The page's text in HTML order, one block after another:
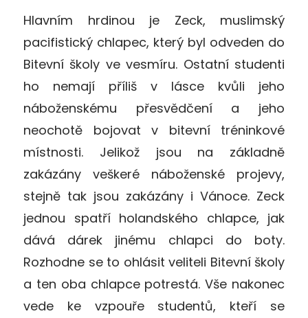
Hlavním hrdinou je Zeck, muslimský
pacifistický chlapec, který byl odveden do
Bitevní školy ve vesmíru. Ostatní studenti
ho nemají příliš v lásce kvůli jeho
náboženskému přesvědčení a jeho
neochotě bojovat v bitevní tréninkové
místnosti. Jelikož jsou na základně
zakázány veškeré náboženské projevy,
stejně tak jsou zakázány i Vánoce. Zeck
jednou spatří holandského chlapce, jak
dává dárek jinému chlapci do boty.
Rozhodne se to ohlásit veliteli Bitevní školy
a ten oba chlapce potrestá. Vše nakonec
vede ke vzpouře studentů, kteří se